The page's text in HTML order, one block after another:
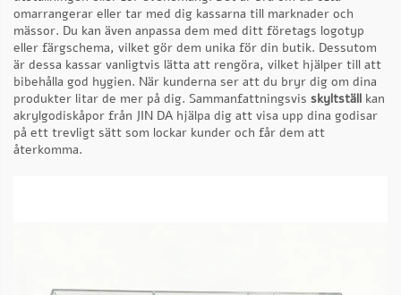
omarrangerar eller tar med dig kassarna till marknader och
mässor. Du kan även anpassa dem med ditt företags logotyp
eller färgschema, vilket gör dem unika för din butik. Dessutom
är dessa kassar vanligtvis lätta att rengöra, vilket hjälper till att
bibehålla god hygien. När kunderna ser att du bryr dig om dina
produkter litar de mer på dig. Sammanfattningsvis skyltställ kan
akrylgodiskåpor från JIN DA hjälpa dig att visa upp dina godisar
på ett trevligt sätt som lockar kunder och får dem att
återkomma.